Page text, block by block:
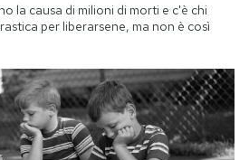
la causa di milioni di morti e c'è chi
per liberarsene, ma non è così